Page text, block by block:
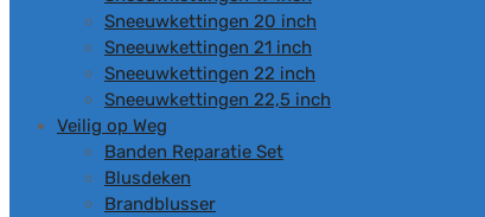
Sneeuwkettingen 20 inch
Sneeuwkettingen 21 inch
Sneeuwkettingen 22 inch
Sneeuwkettingen 22,5 inch
Veilig op Weg
Banden Reparatie Set
Blusdeken
Brandblusser